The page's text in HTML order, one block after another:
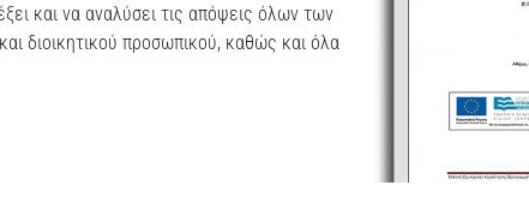
και να αναλύσει τις απόψεις όλων των
διοικητικού προσωπικού, καθώς και όλα